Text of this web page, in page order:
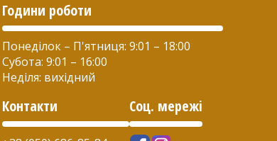
Години роботи
Понеділок – П'ятниця: 9:01 – 18:00
Субота: 9:01 – 16:00
Неділя: вихідний
Контакти Соц. мережі